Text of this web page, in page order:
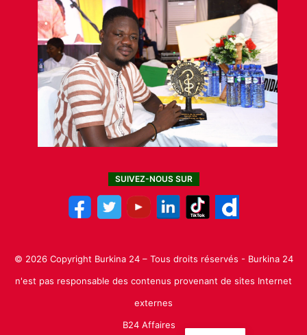
SUIVEZ-NOUS SUR
© 2026 Copyright Burkina 24 – Tous droits réservés - Burkina 24
n'est pas responsable des contenus provenant de sites Internet
externes
B24 Affaires